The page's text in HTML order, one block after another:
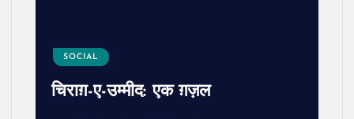
SOCIAL
चिराग़-ए-उम्मीद: एक ग़ज़ल